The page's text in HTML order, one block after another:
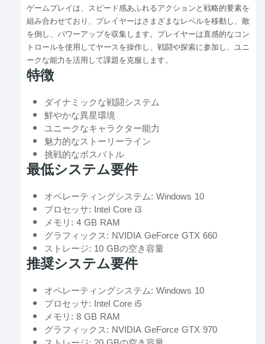
ゲームプレイは、スピード感あふれるアクションと戦略的要素を
組み合わせており、プレイヤーはさまざまなレベルを移動し、敵
を倒し、パワーアップを収集します。プレイヤーは直感的なコン
トロールを使用してヤースを操作し、戦闘や探索に参加し、ユニ
ークな能力を活用して課題を克服します。
特徴
ダイナミックな戦闘システム
鮮やかな異星環境
ユニークなキャラクター能力
魅力的なストーリーライン
挑戦的なボスバトル
最低システム要件
オペレーティングシステム: Windows 10
プロセッサ: Intel Core i3
メモリ: 4 GB RAM
グラフィックス: NVIDIA GeForce GTX 660
ストレージ: 10 GBの空き容量
推奨システム要件
オペレーティングシステム: Windows 10
プロセッサ: Intel Core i5
メモリ: 8 GB RAM
グラフィックス: NVIDIA GeForce GTX 970